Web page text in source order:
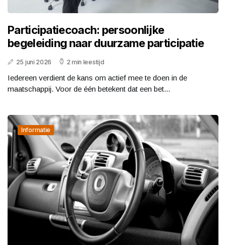
Participatiecoach: persoonlijke
begeleiding naar duurzame participatie
25 juni 2026 2 min leestijd
Iedereen verdient de kans om actief mee te doen in de
maatschappij. Voor de één betekent dat een bet...
Informatie